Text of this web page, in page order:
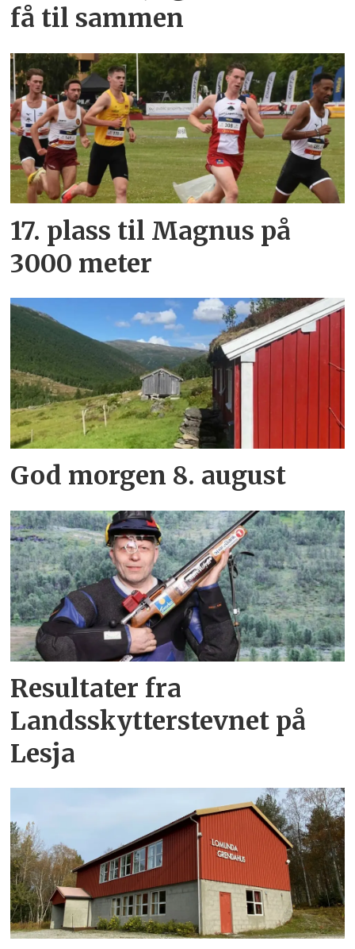
få til sammen
17. plass til Magnus på
3000 meter
God morgen 8. august
Resultater fra
Landsskytterstevnet på
Lesja